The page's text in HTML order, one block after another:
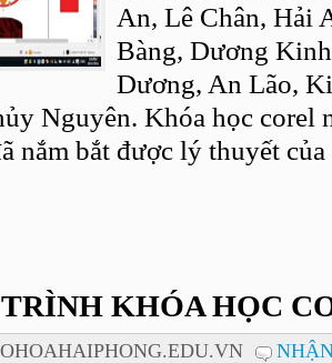
An, Lê Chân, Hải
Bàng, Dương
Dương, An Lão,
Nguyên. Khóa học corel
nắm bắt được lý thuyết
KHÓA HỌC